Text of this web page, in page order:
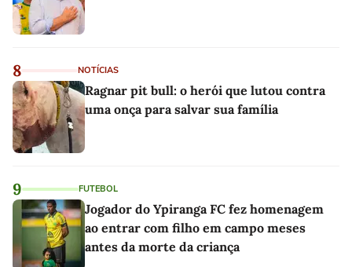
8 NOTÍCIAS
Ragnar pit bull: o herói que lutou contra
uma onça para salvar sua família
9 FUTEBOL
Jogador do Ypiranga FC fez homenagem
ao entrar com filho em campo meses
antes da morte da criança